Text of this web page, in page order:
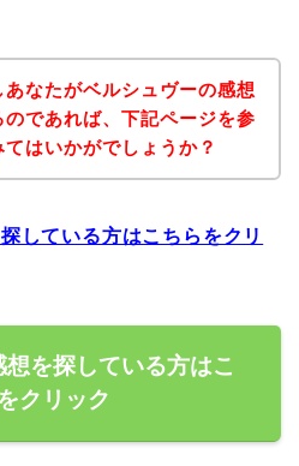
なたがベルシュヴーの感想
のであれば、下記ページを参
はいかがでしょうか？
している方はこちらをクリ
を探している方はこ
クリック